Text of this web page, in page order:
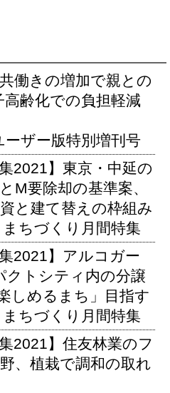
働きの増加で親との
齢化での負担軽減
ーザー版特別増刊号
2021】東京・中延の
M要除却の基準案、
と建て替えの枠組み
まちづくり月間特集
2021】アルコガー
クトシティ内の分譲
しめるまち」目指す
まちづくり月間特集
2021】住友林業のフ
、植栽で調和の取れ